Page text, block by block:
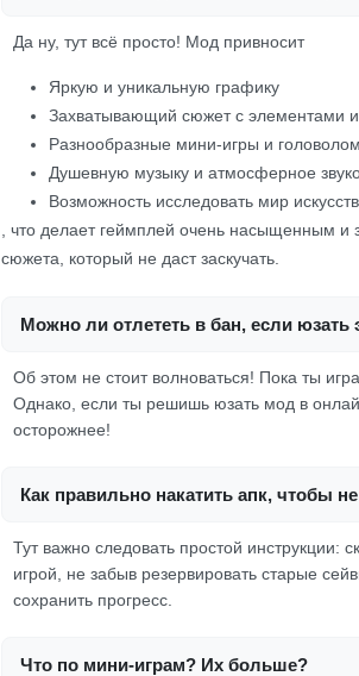
Да ну, тут всё просто! Мод привносит
Яркую и уникальную графику
Захватывающий сюжет с элементами
Разнообразные мини-игры и
Душевную музыку и атмосферное
Возможность исследовать мир
, что делает геймплей очень насыщенным
сюжета, который не даст заскучать.
Можно ли отлететь в бан, если юзать
Об этом не стоит волноваться! Пока ты
Однако, если ты решишь юзать мод в
осторожнее!
Как правильно накатить апк, чтобы
Тут важно следовать простой инструкции:
игрой, не забыв резервировать старые
сохранить прогресс.
Что по мини-играм? Их больше?